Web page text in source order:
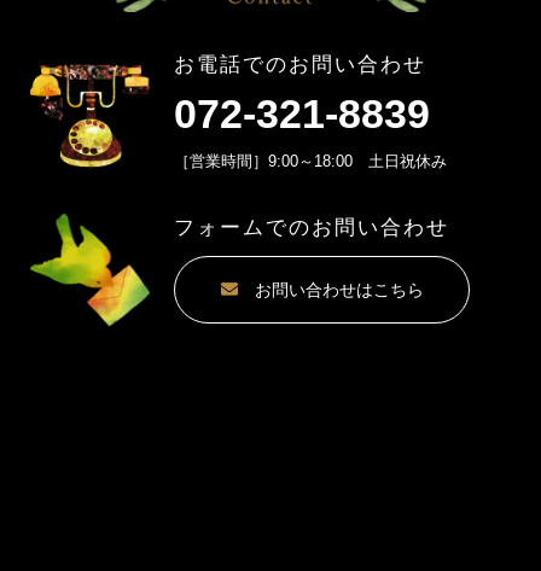
お電話でのお問い合わせ
072-321-8839
［営業時間］9:00～18:00 土日祝休み
フォームでのお問い合わせ
お問い合わせはこちら